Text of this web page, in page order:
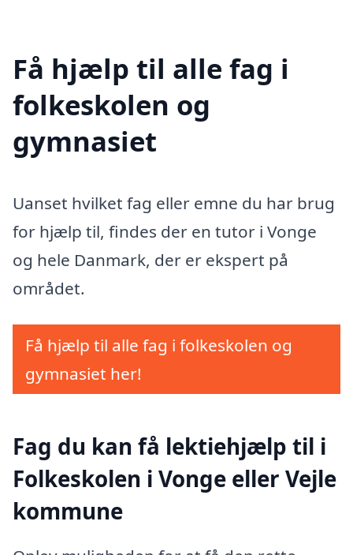
Få hjælp til alle fag i
folkeskolen og
gymnasiet
Uanset hvilket fag eller emne du har brug
for hjælp til, findes der en tutor i Vonge
og hele Danmark, der er ekspert på
området.
Få hjælp til alle fag i folkeskolen og
gymnasiet her!
Fag du kan få lektiehjælp til i
Folkeskolen i Vonge eller Vejle
kommune